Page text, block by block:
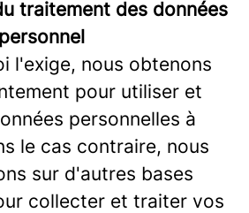
traitement des données
l'exige, nous obtenons
pour utiliser et
personnelles à
le cas contraire, nous
sur d'autres bases
collecter et traiter vos